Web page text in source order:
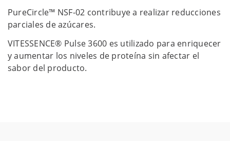
PureCircle™ NSF-02 contribuye a realizar reducciones
parciales de azúcares.
VITESSENCE® Pulse 3600 es utilizado para enriquecer
y aumentar los niveles de proteína sin afectar el
sabor del producto.